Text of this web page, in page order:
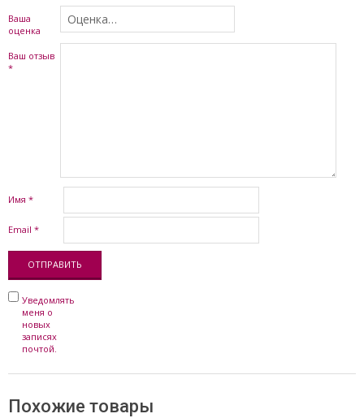
Ваша
оценка
Ваш отзыв
*
Имя *
Email *
Уведомлять
меня о
новых
записях
почтой.
Похожие товары